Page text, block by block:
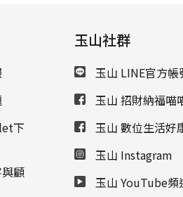
下
顧
玉山社群
玉山 LINE官方帳
玉山 招財納福喵
玉山 數位生活好
玉山 Instagram
玉山 YouTube頻